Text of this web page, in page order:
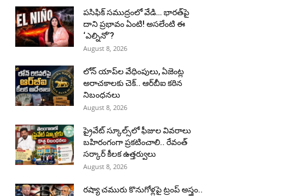
పసిఫిక్ సముద్రంలో వేడి… భారత్‌పై
దాని ప్రభావం ఏంటి! అసలేంటి ఈ
‘ఎల్నినో’?
August 8, 2026
లోన్ యాప్‌ల వేధింపులు, ఏజెంట్ల
అరాచకాలకు చెక్.. ఆర్‌బీఐ కఠిన
నిబంధనలు
August 8, 2026
ప్రైవేట్ స్కూల్స్‌లో ఫీజుల వివరాలు
బహిరంగంగా ప్రకటించాలి.. రేవంత్
సర్కార్ కీలక ఉత్తర్వులు
August 8, 2026
రష్యా చమురు కొనుగోళ్లపై ట్రంప్ అస్త్రం..